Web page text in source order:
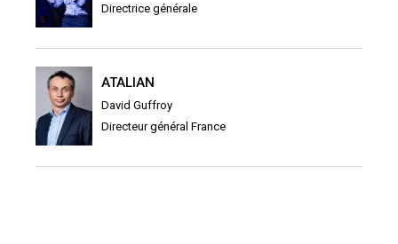
Directrice générale
ATALIAN
David Guffroy
Directeur général France